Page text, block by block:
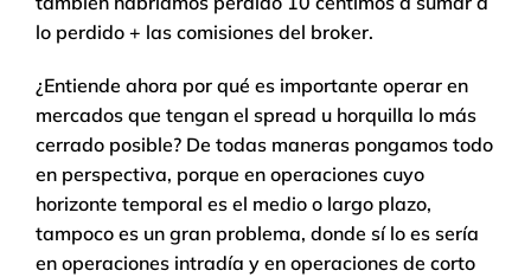
lo perdido + las comisiones del broker.
¿Entiende ahora por qué es importante operar en
mercados que tengan el spread u horquilla lo más
cerrado posible? De todas maneras pongamos todo
en perspectiva, porque en operaciones cuyo
horizonte temporal es el medio o largo plazo,
tampoco es un gran problema, donde sí lo es sería
en operaciones intradía y en operaciones de corto